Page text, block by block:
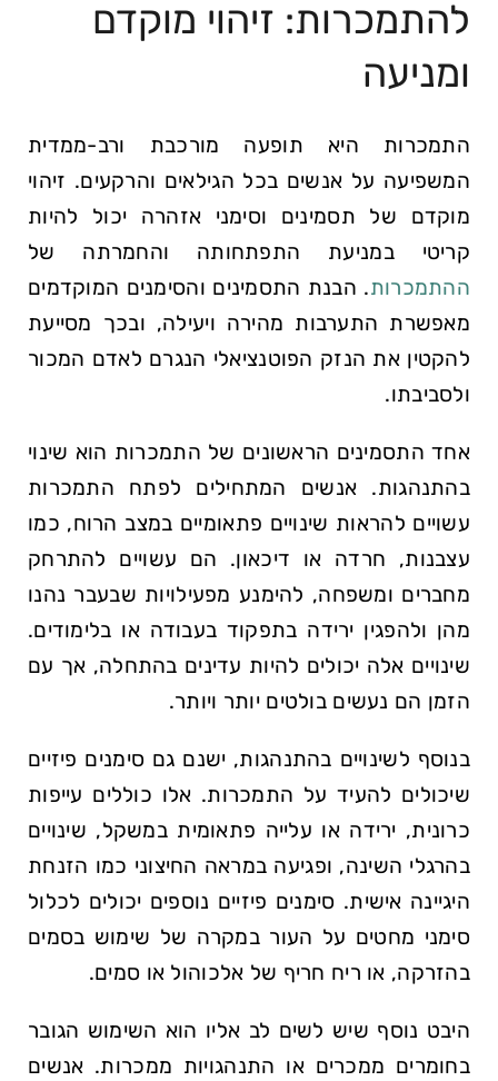
להתמכרות: זיהוי מוקדם
ומניעה
התמכרות היא תופעה מורכבת ורב-ממדית
המשפיעה על אנשים בכל הגילאים והרקעים. זיהוי
מוקדם של תסמינים וסימני אזהרה יכול להיות
קריטי במניעת התפתחותה והחמרתה של
ההתמכרות. הבנת התסמינים והסימנים המוקדמים
מאפשרת התערבות מהירה ויעילה, ובכך מסייעת
להקטין את הנזק הפוטנציאלי הנגרם לאדם המכור
ולסביבתו.
אחד התסמינים הראשונים של התמכרות הוא שינוי
בהתנהגות. אנשים המתחילים לפתח התמכרות
עשויים להראות שינויים פתאומיים במצב הרוח, כמו
עצבנות, חרדה או דיכאון. הם עשויים להתרחק
מחברים ומשפחה, להימנע מפעילויות שבעבר נהנו
מהן ולהפגין ירידה בתפקוד בעבודה או בלימודים.
שינויים אלה יכולים להיות עדינים בהתחלה, אך עם
הזמן הם נעשים בולטים יותר ויותר.
בנוסף לשינויים בהתנהגות, ישנם גם סימנים פיזיים
שיכולים להעיד על התמכרות. אלו כוללים עייפות
כרונית, ירידה או עלייה פתאומית במשקל, שינויים
בהרגלי השינה, ופגיעה במראה החיצוני כמו הזנחת
היגיינה אישית. סימנים פיזיים נוספים יכולים לכלול
סימני מחטים על העור במקרה של שימוש בסמים
בהזרקה, או ריח חריף של אלכוהול או סמים.
היבט נוסף שיש לשים לב אליו הוא השימוש הגובר
בחומרים ממכרים או התנהגויות ממכרות. אנשים